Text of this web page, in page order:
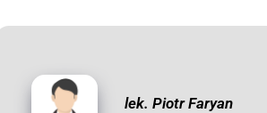
lek. Piotr Faryan